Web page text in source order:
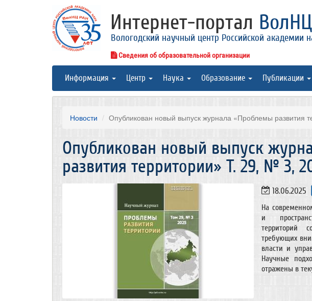
Интернет-портал
Вологодский научный центр Российской академии
Сведения об образовательной организации
Информация Центр Наука Образование Публикации
Новости Опубликован новый выпуск журнала «Проблемы развития
Опубликован новый выпуск
развития территории» Т. 29, № 3,
18.06.2025
На
и
территорий
требующих
власти и
Научные
отражены в